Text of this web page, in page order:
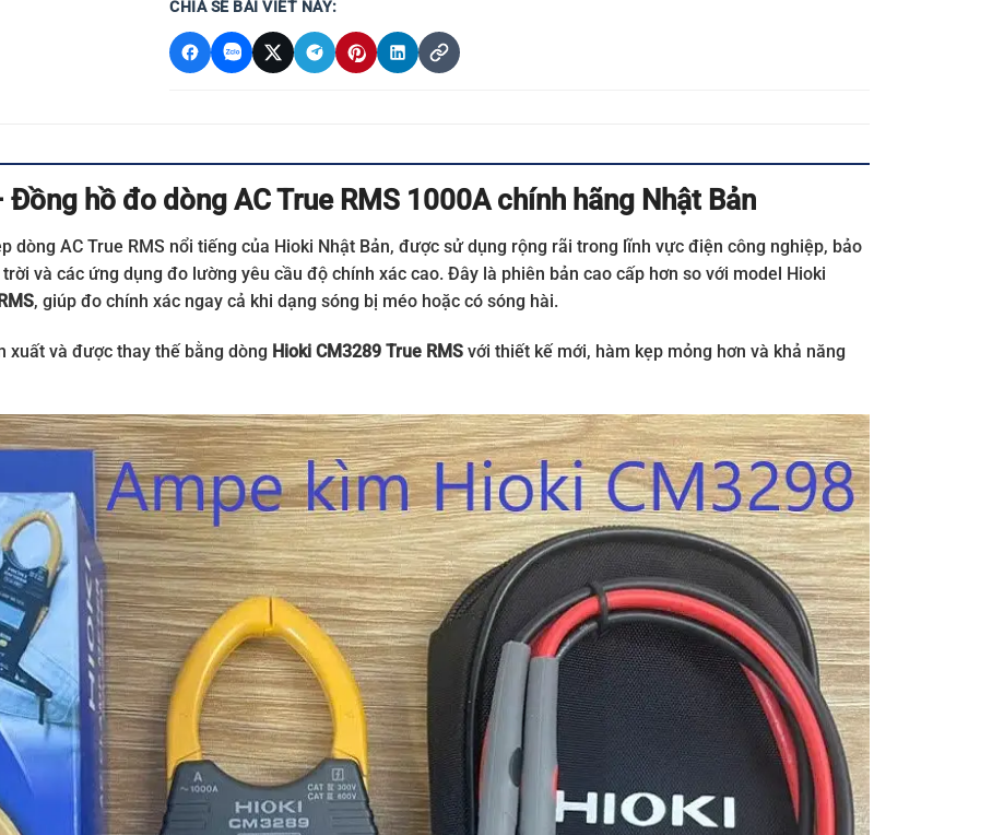
CHIA SẺ BÀI VIẾT NÀY:
hồ đo dòng AC True RMS 1000A chính hãng Nhật Bản
dòng AC True RMS nổi tiếng của Hioki Nhật Bản, được sử dụng rộng rãi trong lĩnh vực điện công nghiệp, bảo
và các ứng dụng đo lường yêu cầu độ chính xác cao. Đây là phiên bản cao cấp hơn so với model Hioki
, giúp đo chính xác ngay cả khi dạng sóng bị méo hoặc có sóng hài.
xuất và được thay thế bằng dòng Hioki CM3289 True RMS với thiết kế mới, hàm kẹp mỏng hơn và khả năng